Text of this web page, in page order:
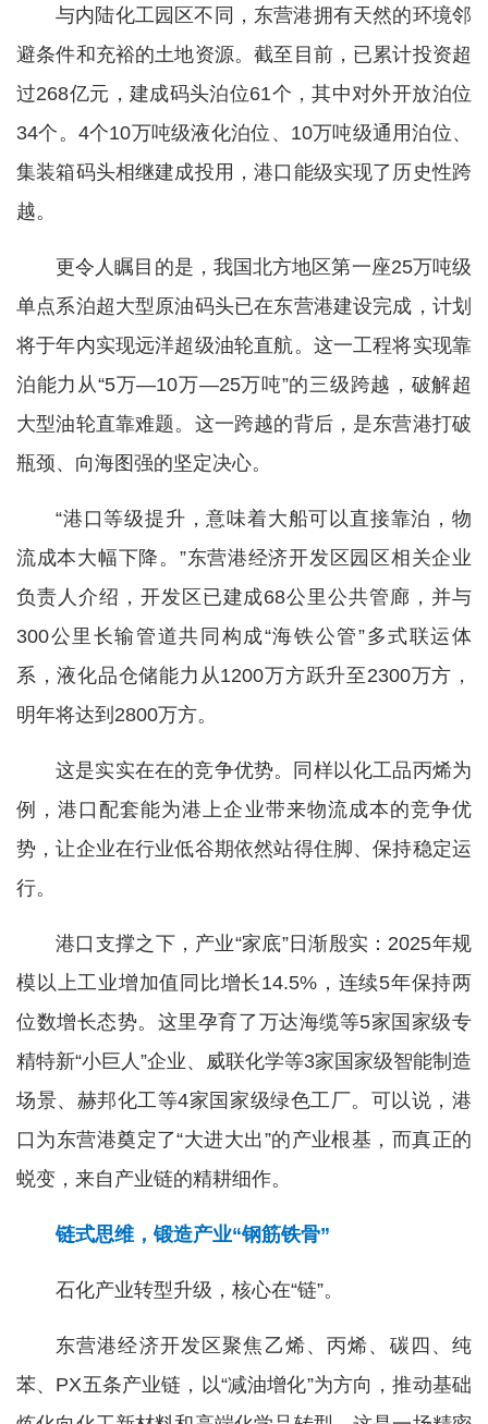
与内陆化工园区不同，东营港拥有天然的环境邻
避条件和充裕的土地资源。截至目前，已累计投资超
过268亿元，建成码头泊位61个，其中对外开放泊位
34个。4个10万吨级液化泊位、10万吨级通用泊位、
集装箱码头相继建成投用，港口能级实现了历史性跨
越。
更令人瞩目的是，我国北方地区第一座25万吨级
单点系泊超大型原油码头已在东营港建设完成，计划
将于年内实现远洋超级油轮直航。这一工程将实现靠
泊能力从“5万—10万—25万吨”的三级跨越，破解超
大型油轮直靠难题。这一跨越的背后，是东营港打破
瓶颈、向海图强的坚定决心。
“港口等级提升，意味着大船可以直接靠泊，物
流成本大幅下降。”东营港经济开发区园区相关企业
负责人介绍，开发区已建成68公里公共管廊，并与
300公里长输管道共同构成“海铁公管”多式联运体
系，液化品仓储能力从1200万方跃升至2300万方，
明年将达到2800万方。
这是实实在在的竞争优势。同样以化工品丙烯为
例，港口配套能为港上企业带来物流成本的竞争优
势，让企业在行业低谷期依然站得住脚、保持稳定运
行。
港口支撑之下，产业“家底”日渐殷实：2025年规
模以上工业增加值同比增长14.5%，连续5年保持两
位数增长态势。这里孕育了万达海缆等5家国家级专
精特新“小巨人”企业、威联化学等3家国家级智能制造
场景、赫邦化工等4家国家级绿色工厂。可以说，港
口为东营港奠定了“大进大出”的产业根基，而真正的
蜕变，来自产业链的精耕细作。
链式思维，锻造产业“钢筋铁骨”
石化产业转型升级，核心在“链”。
东营港经济开发区聚焦乙烯、丙烯、碳四、纯
苯、PX五条产业链，以“减油增化”为方向，推动基础